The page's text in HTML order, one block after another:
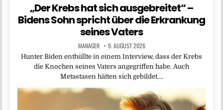
„Der Krebs hat sich ausgebreitet“ –
Bidens Sohn spricht über die Erkrankung
seines Vaters
MANAGER 9. AUGUST 2026
Hunter Biden enthüllte in einem Interview, dass der Krebs
die Knochen seines Vaters angegriffen habe. Auch
Metastasen hätten sich gebildet….